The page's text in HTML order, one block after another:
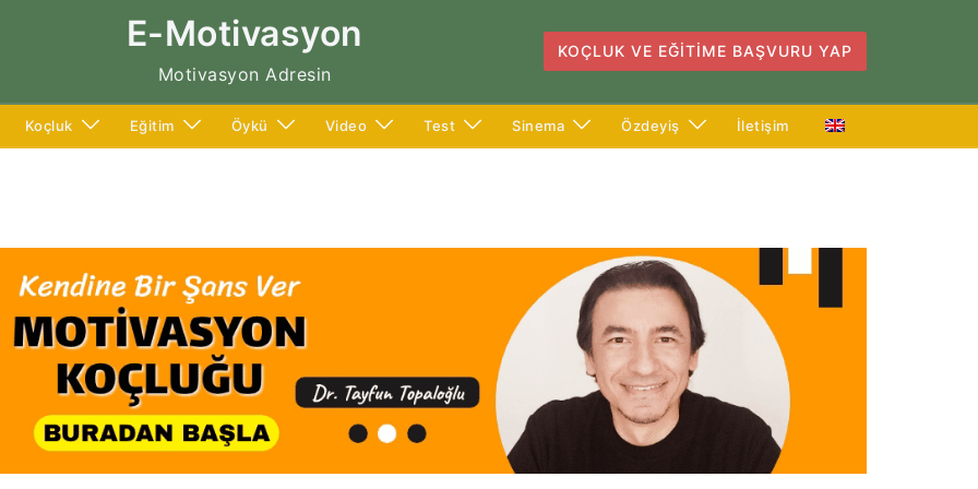
E-Motivasyon
Motivasyon Adresin
KOÇLUK VE EĞITIME BAŞVURU YAP
Koçluk Eğitim Öykü Video Test Sinema Özdeyiş İletişim